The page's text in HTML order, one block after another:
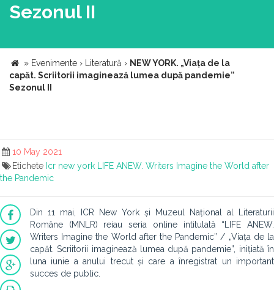
Sezonul II
» Evenimente › Literatură › NEW YORK. „Viața de la
capăt. Scriitorii imaginează lumea după pandemie”
Sezonul II
10 May 2021
Etichete Icr new york
LIFE ANEW. Writers Imagine the World after
the Pandemic
Din 11 mai, ICR New York și Muzeul Național al Literaturii
Române (MNLR) reiau seria online intitulată “LIFE ANEW.
Writers Imagine the World after the Pandemic” / „Viața de la
capăt. Scriitorii imaginează lumea după pandemie”, inițiată în
luna iunie a anului trecut și care a înregistrat un important
succes de public.